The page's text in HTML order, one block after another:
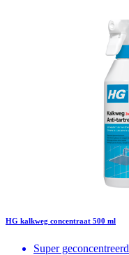
HG kalkweg concentraat 500 ml
Super geconcentreerd